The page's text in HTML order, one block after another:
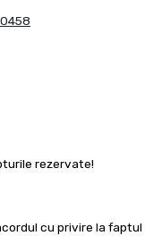
rezervate!
cu privire la faptul